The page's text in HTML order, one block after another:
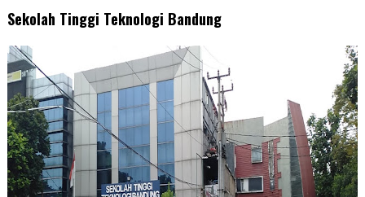
Sekolah Tinggi Teknologi Bandung